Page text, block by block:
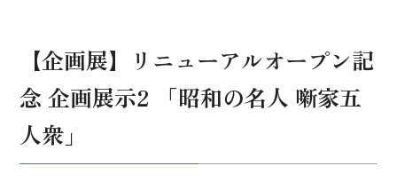
【企画展】リニューアルオープン記
念 企画展示2 「昭和の名人 噺家五
人衆」